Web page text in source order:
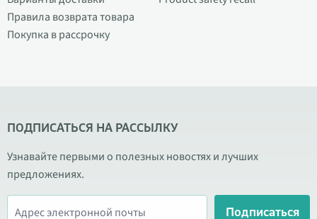
Правила возврата товара
Покупка в рассрочку
ПОДПИСАТЬСЯ НА РАССЫЛКУ
Узнавайте первыми о полезных новостях и лучших
предложениях.
Подписаться